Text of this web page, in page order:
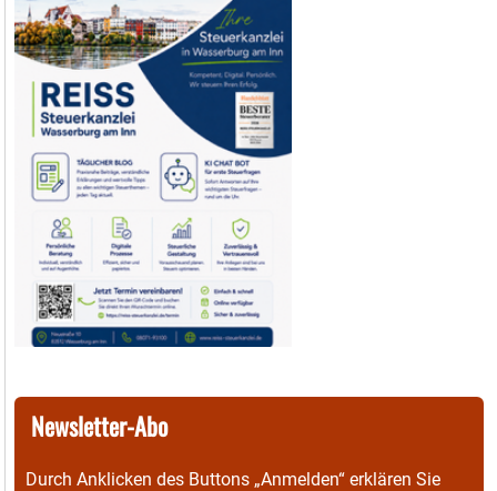
Newsletter-Abo
Durch Anklicken des Buttons „Anmelden“ erklären Sie